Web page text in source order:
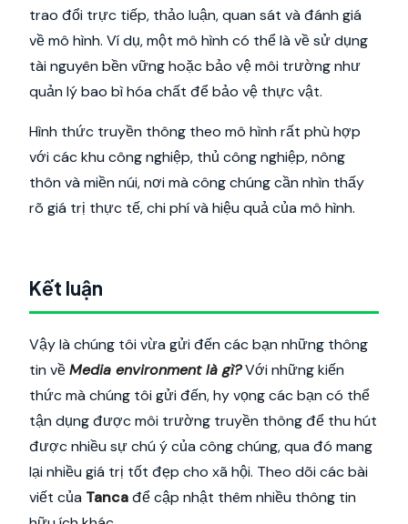
trao đổi trực tiếp, thảo luận, quan sát và đánh giá
về mô hình. Ví dụ, một mô hình có thể là về sử dụng
tài nguyên bền vững hoặc bảo vệ môi trường như
quản lý bao bì hóa chất để bảo vệ thực vật.
Hình thức truyền thông theo mô hình rất phù hợp
với các khu công nghiệp, thủ công nghiệp, nông
thôn và miền núi, nơi mà công chúng cần nhìn thấy
rõ giá trị thực tế, chi phí và hiệu quả của mô hình.
Kết luận
Vậy là chúng tôi vừa gửi đến các bạn những thông
tin vềMedia environment là gì?Với những kiến
thức mà chúng tôi gửi đến, hy vọng các bạn có thể
tận dụng được môi trường truyền thông để thu hút
được nhiều sự chú ý của công chúng, qua đó mang
lại nhiều giá trị tốt đẹp cho xã hội. Theo dõi các bài
viết của Tancađể cập nhật thêm nhiều thông tin